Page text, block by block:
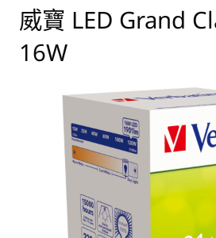
威寶 LED Grand
16W
CD-R/RW光碟
DVDR/RW光碟
USB 隨身碟
滑鼠和鍵盤
HDMI 連接線
手提電腦支架
藍牙追蹤器
電源充電
充電器
GaN充電器
拖板/擴展插座
LED照明
射燈
一體化
LED 驅動器
代理商
聯絡我們
繁體中文